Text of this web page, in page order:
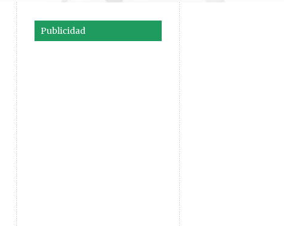
Publicidad